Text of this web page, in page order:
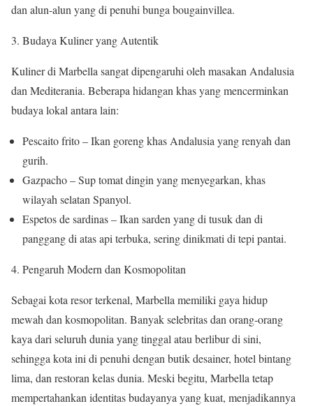
dan alun-alun yang di penuhi bunga bougainvillea.
Budaya Kuliner yang Autentik
Kuliner di Marbella sangat dipengaruhi oleh masakan Andalusia
dan Mediterania. Beberapa hidangan khas yang mencerminkan
budaya lokal antara lain:
Pescaito frito – Ikan goreng khas Andalusia yang renyah dan
gurih.
Gazpacho – Sup tomat dingin yang menyegarkan, khas
wilayah selatan Spanyol.
Espetos de sardinas – Ikan sarden yang di tusuk dan di
panggang di atas api terbuka, sering dinikmati di tepi pantai.
Pengaruh Modern dan Kosmopolitan
Sebagai kota resor terkenal, Marbella memiliki gaya hidup
mewah dan kosmopolitan. Banyak selebritas dan orang-orang
kaya dari seluruh dunia yang tinggal atau berlibur di sini,
sehingga kota ini di penuhi dengan butik desainer, hotel bintang
lima, dan restoran kelas dunia. Meski begitu, Marbella tetap
mempertahankan identitas budayanya yang kuat, menjadikannya